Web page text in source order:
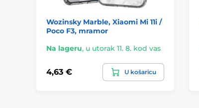
Wozinsky Marble, Xiaomi Mi 11i /
Poco F3, mramor
Na lageru, u utorak 11. 8. kod vas
4,63 € U košaricu